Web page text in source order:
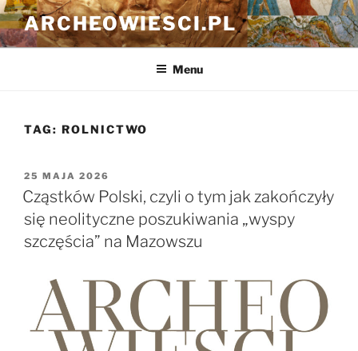
Przejdź
do
treści
ARCHEOWIESCI.PL
Menu
TAG: ROLNICTWO
OPUBLIKOWANE
W
25 MAJA 2026
Cząstków Polski, czyli o tym jak zakończyły
się neolityczne poszukiwania „wyspy
szczęścia” na Mazowszu